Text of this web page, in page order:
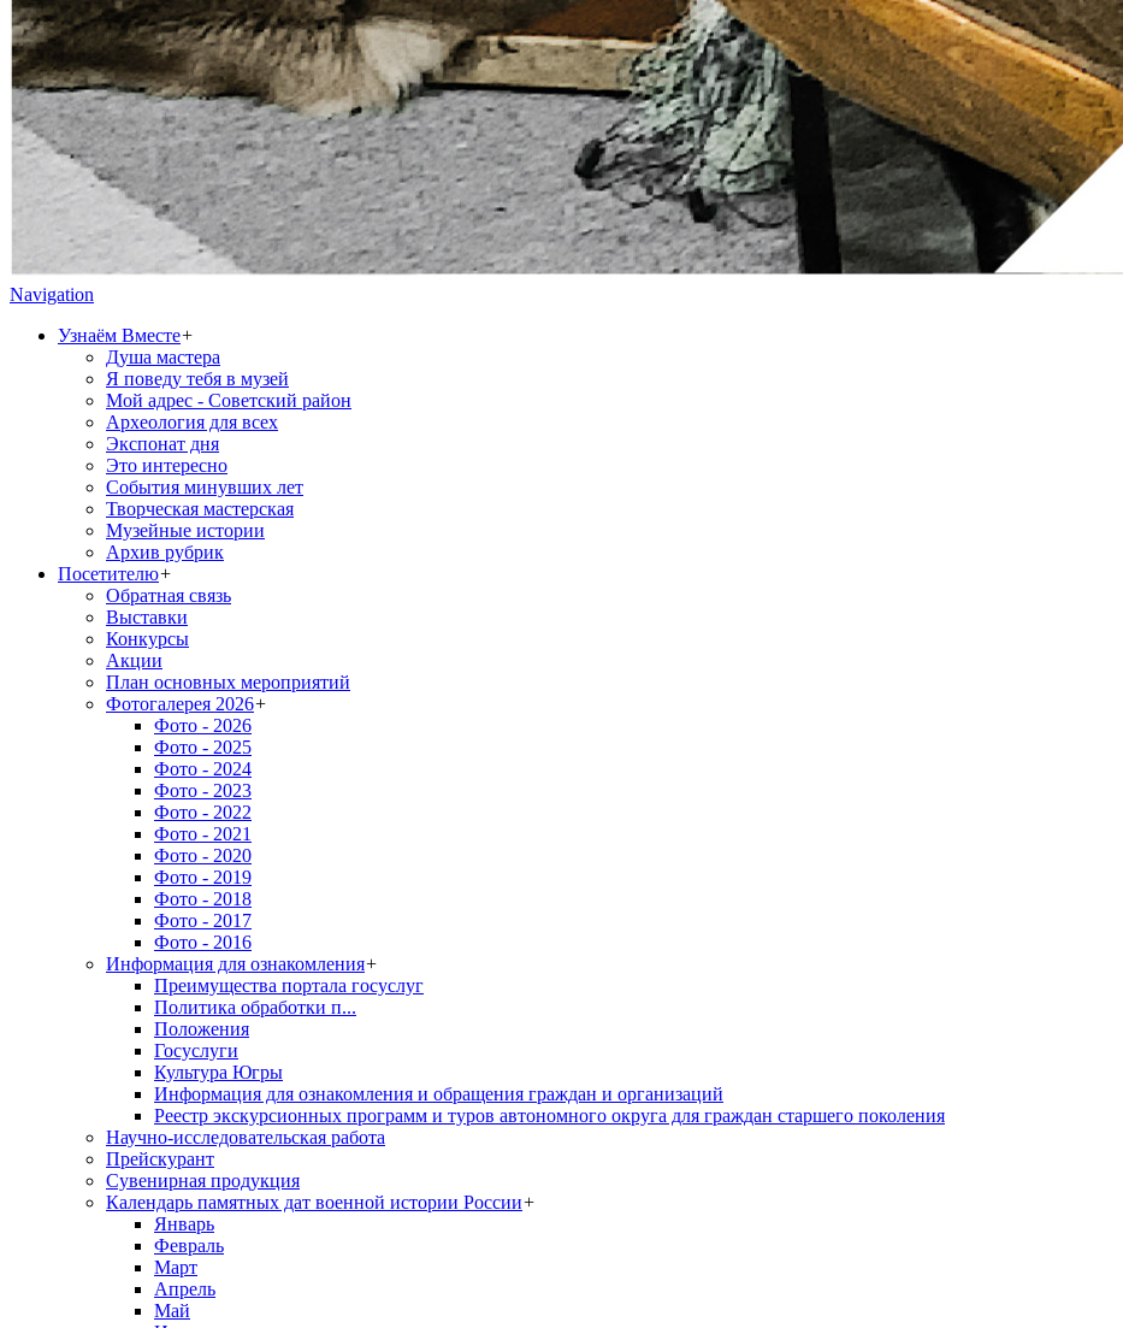
Navigation
Узнаём Вместе+
Душа мастера
Я поведу тебя в музей
Мой адрес - Советский район
Археология для всех
Экспонат дня
Это интересно
События минувших лет
Творческая мастерская
Музейные истории
Архив рубрик
Посетителю+
Обратная связь
Выставки
Конкурсы
Акции
План основных мероприятий
Фотогалерея 2026+
Фото - 2026
Фото - 2025
Фото - 2024
Фото - 2023
Фото - 2022
Фото - 2021
Фото - 2020
Фото - 2019
Фото - 2018
Фото - 2017
Фото - 2016
Информация для ознакомления+
Преимущества портала госуслуг
Политика обработки п...
Положения
Госуслуги
Культура Югры
Информация для ознакомления и обращения граждан и организаций
Реестр экскурсионных программ и туров автономного округа для граждан старшего поколения
Научно-исследовательская работа
Прейскурант
Сувенирная продукция
Календарь памятных дат военной истории России+
Январь
Февраль
Март
Апрель
Май